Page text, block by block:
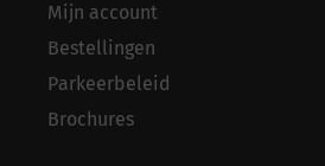
Mijn account
Bestellingen
Parkeerbeleid
Brochures